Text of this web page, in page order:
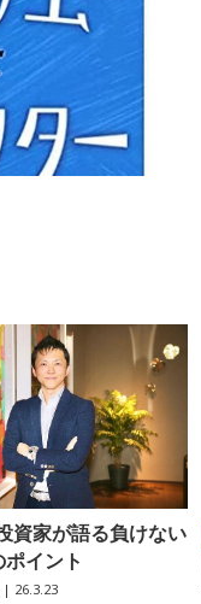
資家が語る負けない
イント
| 26.3.23